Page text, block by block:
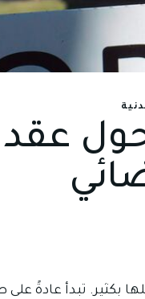
عقد
بكثير. تبدأ عادةً